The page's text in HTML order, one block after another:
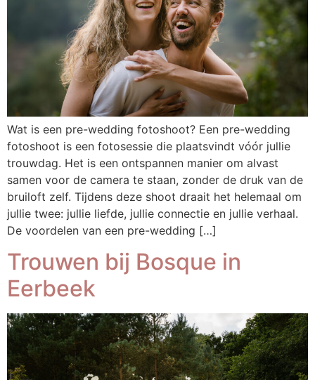
Wat is een pre-wedding fotoshoot? Een pre-wedding
fotoshoot is een fotosessie die plaatsvindt vóór jullie
trouwdag. Het is een ontspannen manier om alvast
samen voor de camera te staan, zonder de druk van de
bruiloft zelf. Tijdens deze shoot draait het helemaal om
jullie twee: jullie liefde, jullie connectie en jullie verhaal.
De voordelen van een pre-wedding […]
Trouwen bij Bosque in
Eerbeek